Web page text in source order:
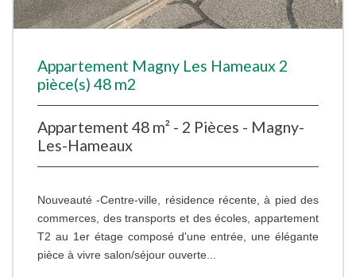
Appartement Magny Les Hameaux 2
pièce(s) 48 m2
Appartement 48 m² - 2 Pièces - Magny-
Les-Hameaux
Nouveauté -Centre-ville, résidence récente, à pied des
commerces, des transports et des écoles, appartement
T2 au 1er étage composé d'une entrée, une élégante
pièce à vivre salon/séjour ouverte...